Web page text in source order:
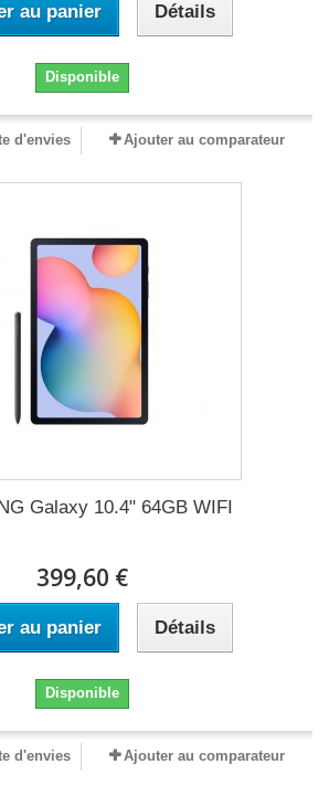
au panier Détails
Disponible
d'envies Ajouter au comparateur
Galaxy 10.4" 64GB WIFI
399,60 €
au panier Détails
Disponible
d'envies Ajouter au comparateur